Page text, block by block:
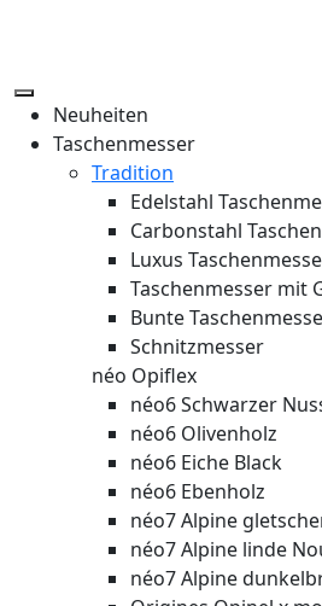
Neuheiten
Taschenmesser
Tradition
Edelstahl
Carbonstahl
Luxus
Taschenmesser mit
Bunte
Schnitzmesser
néo Opiflex
néo6 Schwarzer
néo6 Olivenholz
néo6 Eiche Black
néo6 Ebenholz
néo7 Alpine
néo7 Alpine linde
néo7 Alpine